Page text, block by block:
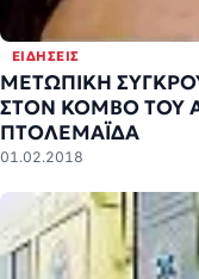
ΕΙΔΉΣΕΙΣ
ΜΕΤΩΠΙΚΗ
ΣΤΟΝ ΚΟΜΒΟ ΤΟΥ
ΠΤΟΛΕΜΑΪΔΑ
01.02.2018